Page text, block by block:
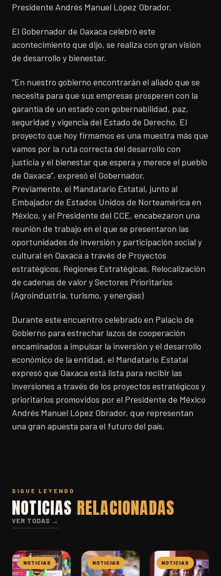
Presidente Andrés Manuel López Obrador.
El Gobernador de Oaxaca celebró este
acontecimiento que dijo, se realiza con gran visión
de desarrollo y bienestar.
“En nuestro gobierno encontrarán el aliado que se
necesita para que sus empresas prosperen con la
garantía de un estado con gobernabilidad, paz,
seguridad y vigencia del Estado de Derecho. El
proyecto que hoy firmamos es una muestra más que
vamos por la ruta correcta del desarrollo con
justicia y el bienestar que espera y merece el pueblo
de Oaxaca”, expresó el Gobernador.
Previamente, el Mandatario Estatal, junto al
Embajador de Estados Unidos de Norteamérica en
México, y el Presidente del CCE, encabezaron una
reunión de trabajo en el que se presentaron las
oportunidades de inversión y participación social y
cultural en Oaxaca a través de Proyectos
estratégicos, Regiones Estratégicas, Relocalización
de cadenas de valor y Sectores Prioritarios
(Agroindustria, turismo, y energías)
Durante este encuentro celebrado en Palacio de
Gobierno para estrechar lazos de cooperación
encaminados a impulsar la inversión y el desarrollo
económico de la entidad, el Mandatario Estatal
expresó que Oaxaca está lista para recibir las
inversiones a través de los proyectos estratégicos y
prioritarios promovidos por el Presidente de México
Andrés Manuel López Obrador, que representan
una gran apuesta para el futuro del país.
SIGUE LEYENDO
NOTICIAS RELACIONADAS
VER TODAS →
NOTICIAS NOTICIAS NOTICIAS